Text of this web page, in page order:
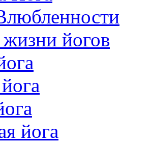
йогов
йога